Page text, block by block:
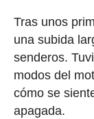
Tras unos
una subida
senderos.
modos del
cómo se
apagada.